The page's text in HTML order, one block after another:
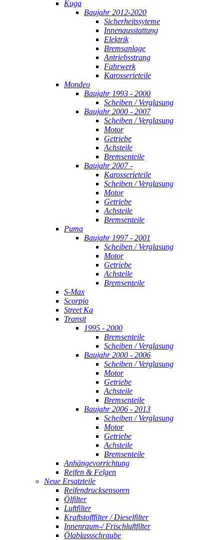
Kuga
Baujahr 2012-2020
Sicherheitssyteme
Innenausstattung
Elektrik
Bremsanlage
Antriebsstrang
Fahrwerk
Karosserieteile
Mondeo
Baujahr 1993 - 2000
Scheiben / Verglasung
Baujahr 2000 - 2007
Scheiben / Verglasung
Motor
Getriebe
Achsteile
Bremsenteile
Baujahr 2007 -
Karosserieteile
Scheiben / Verglasung
Motor
Getriebe
Achsteile
Bremsenteile
Puma
Baujahr 1997 - 2001
Scheiben / Verglasung
Motor
Getriebe
Achsteile
Bremsenteile
S-Max
Scorpio
Street Ka
Transit
1995 - 2000
Bremsenteile
Scheiben / Verglasung
Baujahr 2000 - 2006
Scheiben / Verglasung
Motor
Getriebe
Achsteile
Bremsenteile
Baujahr 2006 - 2013
Scheiben / Verglasung
Motor
Getriebe
Achsteile
Bremsenteile
Anhängevorrichtung
Reifen & Felgen
Neue Ersatzteile
Reifendrucksensoren
Ölfilter
Luftfilter
Kraftstofffilter / Dieselfilter
Innenraum-/ Frischluftfilter
Ölablassschraube